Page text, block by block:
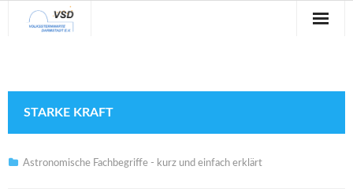
Veranstaltungen
Blog
STARKE KRAFT
Astronomische Fachbegriffe - kurz und einfach erklärt